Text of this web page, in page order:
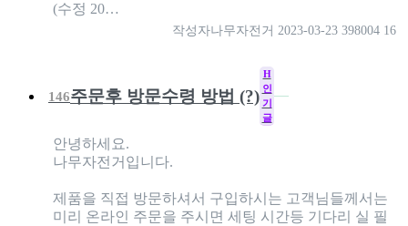
(수정 20…
작성자나무자전거 2023-03-23 398004 16
146주문후 방문수령 방법 (?)
H
인
기
글
안녕하세요.
나무자전거입니다.
제품을 직접 방문하셔서 구입하시는 고객님들께서는
미리 온라인 주문을 주시면 세팅 시간등 기다리 실 필